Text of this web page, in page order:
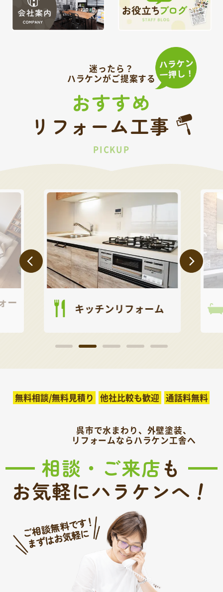
迷ったら？
ハラケンがご提案する
おすすめ
リフォーム工事
PICKUP
ー キッチンリフォーム
無料相談/無料見積り 他社比較も歓迎 通話料無料
呉市で水まわり、外壁塗装、
リフォームならハラケン工舎へ
相談・ご来店も
お気軽にハラケンへ！